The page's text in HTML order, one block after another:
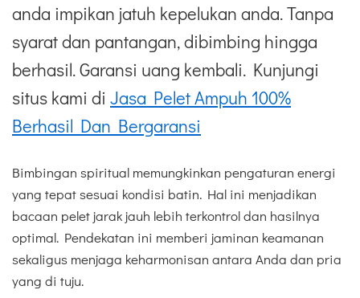
anda impikan jatuh kepelukan anda. Tanpa
syarat dan pantangan, dibimbing hingga
berhasil. Garansi uang kembali. Kunjungi
situs kami di Jasa Pelet Ampuh 100%
Berhasil Dan Bergaransi
Bimbingan spiritual memungkinkan pengaturan energi
yang tepat sesuai kondisi batin. Hal ini menjadikan
bacaan pelet jarak jauh lebih terkontrol dan hasilnya
optimal. Pendekatan ini memberi jaminan keamanan
sekaligus menjaga keharmonisan antara Anda dan pria
yang di tuju.